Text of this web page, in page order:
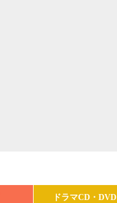
ドラマCD・DVD